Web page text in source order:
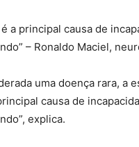
a principal causa de
– Ronaldo Maciel,
uma doença rara, a
causa de
explica.